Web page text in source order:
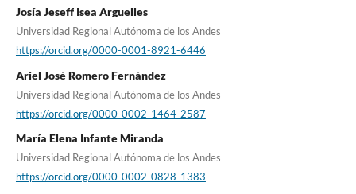
Josía Jeseff Isea Arguelles
Universidad Regional Autónoma de los Andes
https://orcid.org/0000-0001-8921-6446
Ariel José Romero Fernández
Universidad Regional Autónoma de los Andes
https://orcid.org/0000-0002-1464-2587
María Elena Infante Miranda
Universidad Regional Autónoma de los Andes
https://orcid.org/0000-0002-0828-1383